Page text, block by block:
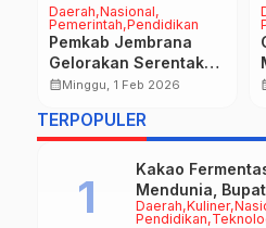
Daerah Nasional
Pemerintah Pendidikan
Pemkab Jembrana
Gelorakan Serentak
Gotong Royong dari
calendar_monthMinggu, 1 Feb 2026
TERPOPULER
Daerah Kuliner
Pendidikan
Kakao
Mendunia,
pada Standar